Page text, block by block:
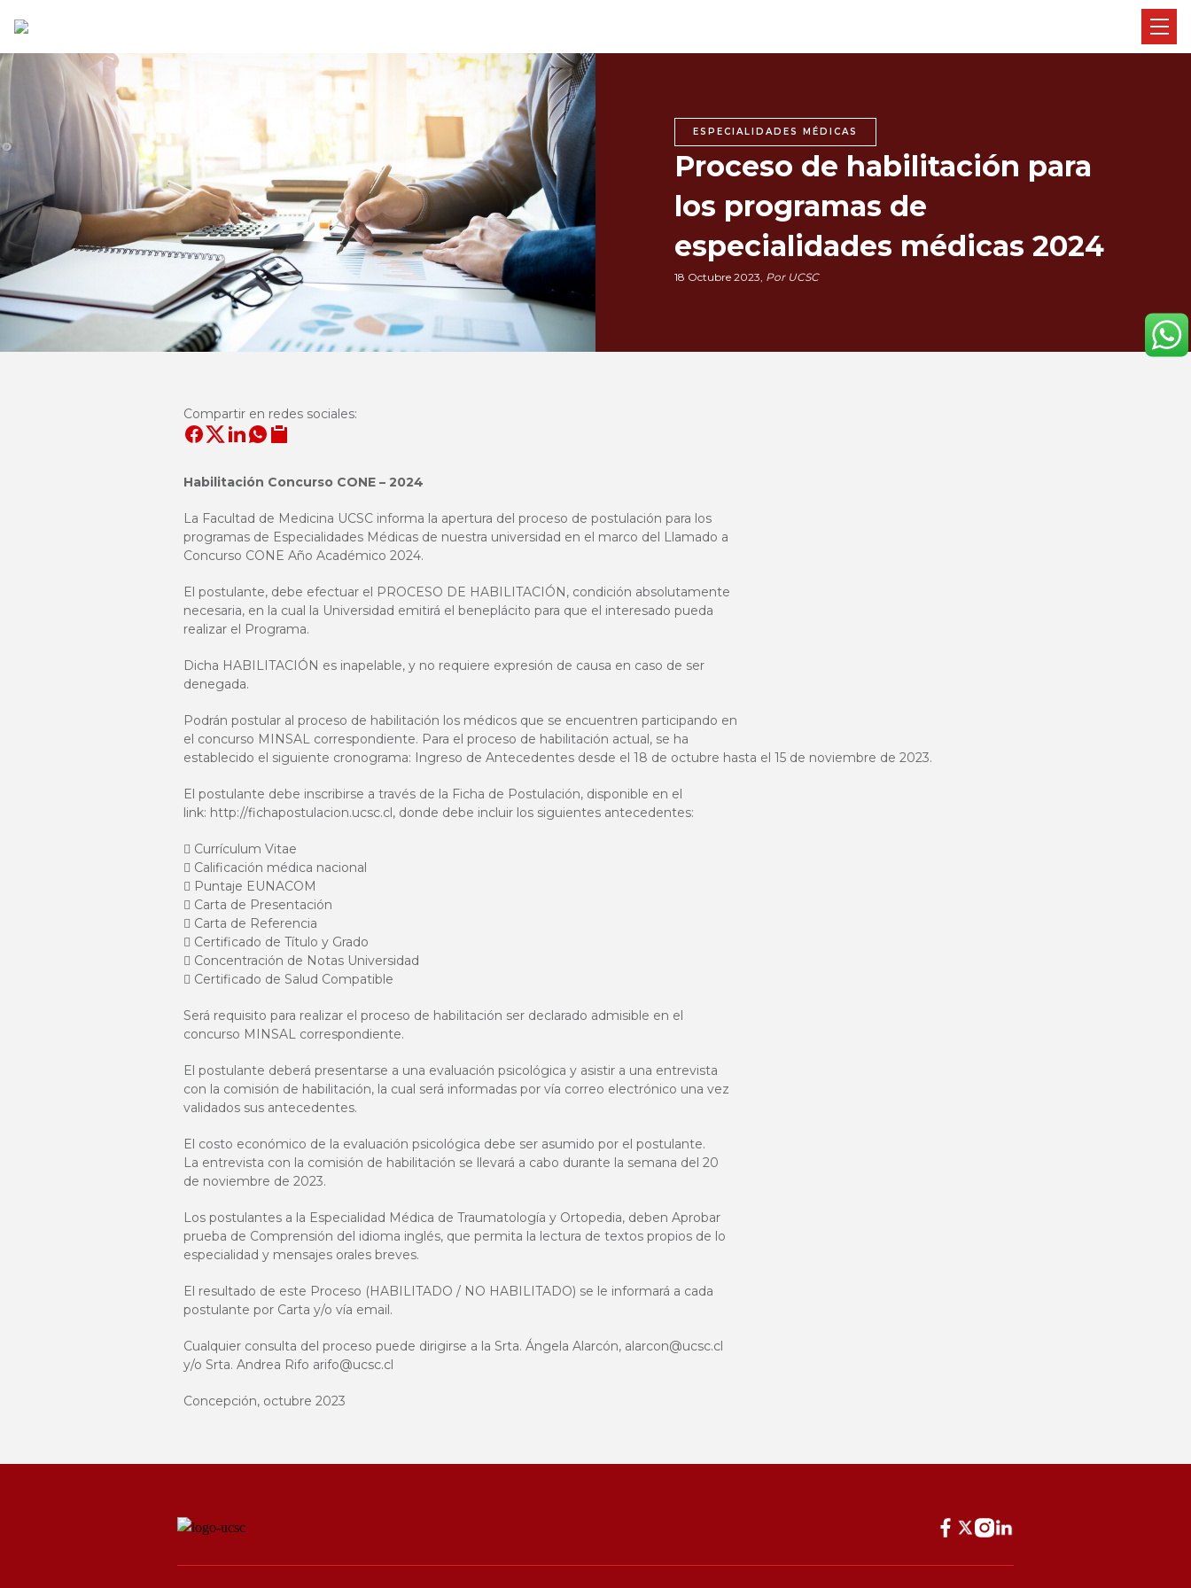
ESPECIALIDADES MÉDICAS
Proceso de habilitación para
los programas de
especialidades médicas 2024
18 Octubre 2023, Por UCSC
Compartir en redes sociales:
Habilitación Concurso CONE – 2024
La Facultad de Medicina UCSC informa la apertura del proceso de postulación para los
programas de Especialidades Médicas de nuestra universidad en el marco del Llamado a
Concurso CONE Año Académico 2024.
El postulante, debe efectuar el PROCESO DE HABILITACIÓN, condición absolutamente
necesaria, en la cual la Universidad emitirá el beneplácito para que el interesado pueda
realizar el Programa.
Dicha HABILITACIÓN es inapelable, y no requiere expresión de causa en caso de ser
denegada.
Podrán postular al proceso de habilitación los médicos que se encuentren participando en
el concurso MINSAL correspondiente. Para el proceso de habilitación actual, se ha
establecido el siguiente cronograma: Ingreso de Antecedentes desde el 18 de octubre hasta el 15 de noviembre de 2023.
El postulante debe inscribirse a través de la Ficha de Postulación, disponible en el
link: http://fichapostulacion.ucsc.cl, donde debe incluir los siguientes antecedentes:
 Currículum Vitae
 Calificación médica nacional
 Puntaje EUNACOM
 Carta de Presentación
 Carta de Referencia
 Certificado de Título y Grado
 Concentración de Notas Universidad
 Certificado de Salud Compatible
Será requisito para realizar el proceso de habilitación ser declarado admisible en el
concurso MINSAL correspondiente.
El postulante deberá presentarse a una evaluación psicológica y asistir a una entrevista
con la comisión de habilitación, la cual será informadas por vía correo electrónico una vez
validados sus antecedentes.
El costo económico de la evaluación psicológica debe ser asumido por el postulante.
La entrevista con la comisión de habilitación se llevará a cabo durante la semana del 20
de noviembre de 2023.
Los postulantes a la Especialidad Médica de Traumatología y Ortopedia, deben Aprobar
prueba de Comprensión del idioma inglés, que permita la lectura de textos propios de lo
especialidad y mensajes orales breves.
El resultado de este Proceso (HABILITADO / NO HABILITADO) se le informará a cada
postulante por Carta y/o vía email.
Cualquier consulta del proceso puede dirigirse a la Srta. Ángela Alarcón, alarcon@ucsc.cl
y/o Srta. Andrea Rifo arifo@ucsc.cl
Concepción, octubre 2023